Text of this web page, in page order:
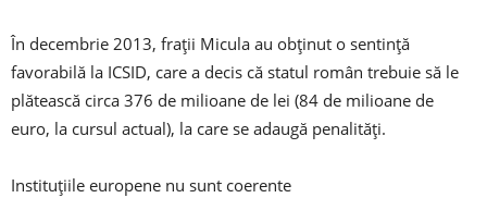
În decembrie 2013, fraţii Micula au obţinut o sentinţă
favorabilă la ICSID, care a decis că statul român trebuie să le
plătească circa 376 de milioane de lei (84 de milioane de
euro, la cursul actual), la care se adaugă penalităţi.
Instituțiile europene nu sunt coerente